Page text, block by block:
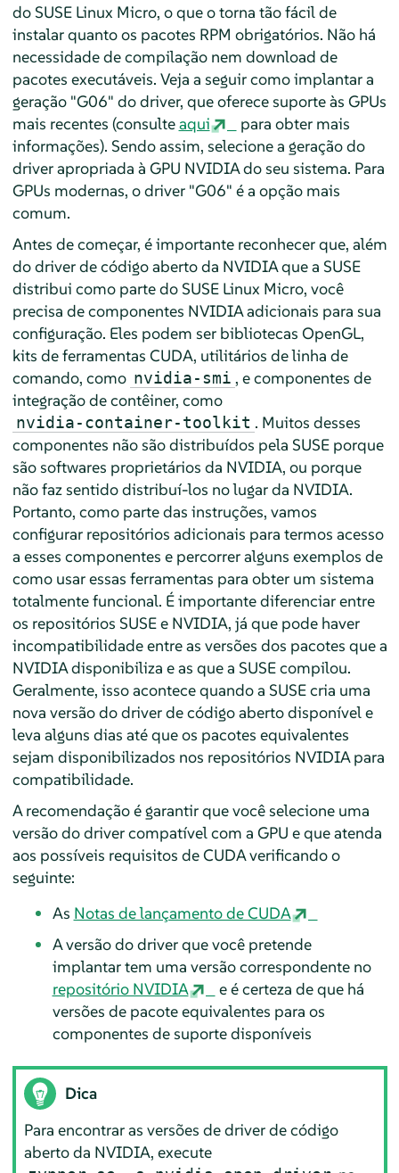
do SUSE Linux Micro, o que o torna tão fácil de
instalar quanto os pacotes RPM obrigatórios. Não há
necessidade de compilação nem download de
pacotes executáveis. Veja a seguir como implantar a
geração "G06" do driver, que oferece suporte às GPUs
mais recentes (consulteaqui
para obter mais
informações). Sendo assim, selecione a geração do
driver apropriada à GPU NVIDIA do seu sistema. Para
GPUs modernas, o driver "G06" é a opção mais
comum.
Antes de começar, é importante reconhecer que, além
do driver de código aberto da NVIDIA que a SUSE
distribui como parte do SUSE Linux Micro, você
precisa de componentes NVIDIA adicionais para sua
configuração. Eles podem ser bibliotecas OpenGL,
kits de ferramentas CUDA, utilitários de linha de
comando, como nvidia-smi , e componentes de
integração de contêiner, como
nvidia-container-toolkit . Muitos desses
componentes não são distribuídos pela SUSE porque
são softwares proprietários da NVIDIA, ou porque
não faz sentido distribuí-los no lugar da NVIDIA.
Portanto, como parte das instruções, vamos
configurar repositórios adicionais para termos acesso
a esses componentes e percorrer alguns exemplos de
como usar essas ferramentas para obter um sistema
totalmente funcional. É importante diferenciar entre
os repositórios SUSE e NVIDIA, já que pode haver
incompatibilidade entre as versões dos pacotes que a
NVIDIA disponibiliza e as que a SUSE compilou.
Geralmente, isso acontece quando a SUSE cria uma
nova versão do driver de código aberto disponível e
leva alguns dias até que os pacotes equivalentes
sejam disponibilizados nos repositórios NVIDIA para
compatibilidade.
A recomendação é garantir que você selecione uma
versão do driver compatível com a GPU e que atenda
aos possíveis requisitos de CUDA verificando o
seguinte:
As Notas de lançamento de CUDA
A versão do driver que você pretende
implantar tem uma versão correspondente no
repositório NVIDIA
e é certeza de que há
versões de pacote equivalentes para os
componentes de suporte disponíveis
Dica
Para encontrar as versões de driver de código
aberto da NVIDIA, execute